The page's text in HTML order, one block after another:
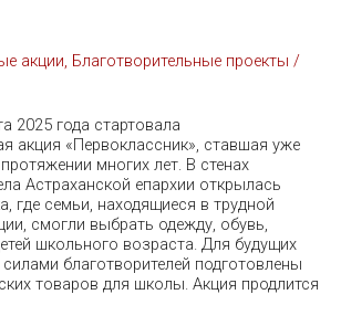
акции, Благотворительные проекты /
2025 года стартовала
акция «Первоклассник», ставшая уже
многих лет. В стенах
Астраханской епархии открылась
где семьи, находящиеся в трудной
смогли выбрать одежду, обувь,
школьного возраста. Для будущих
благотворителей подготовлены
товаров для школы. Акция продлится